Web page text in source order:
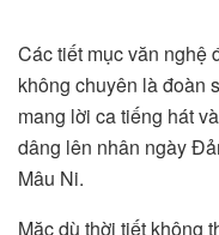
Các tiết mục văn nghệ
không chuyên là đoàn
mang lời ca tiếng hát
dâng lên nhân ngày
Mâu Ni.
Mặc dù thời tiết không